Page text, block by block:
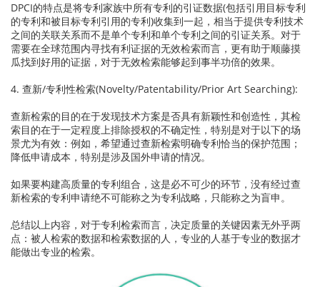
DPCI的特点是将专利家族中所有专利的引证数据(包括引用目标专利
的专利和被目标专利引用的专利)收集到一起，相当于提供专利技术
之间的关联关系而不是单个专利和单个专利之间的引证关系。对于
需要在全球范围内寻找有利证据的无效检索而言，更有助于顺藤摸
瓜找到好用的证据，对于无效检索能够起到事半功倍的效果。
4. 查新/专利性检索(Novelty/Patentability/Prior Art Searching):
查新检索的目的在于发现技术方案是否具有新颖性和创造性，其检
索目的在于一定程度上排除授权的不确定性，特别是对于以下的场
景尤为有效：例如，希望通过查新检索明确专利恰当的保护范围；
降低申请成本，特别是涉及国外申请的情况。
如果要构建高质量的专利组合，这是必不可少的环节，没有经过查
新检索的专利申请绝不可能称之为专利战略，只能称之为盲申。
总结以上内容，对于专利检索而言，决定质量的关键因素无外乎两
点：被人检索的数据和检索数据的人，专业的人基于专业的数据才
能做出专业的检索。